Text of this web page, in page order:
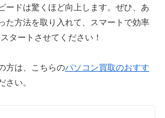
ードは驚くほど向上します。ぜひ、あ
た方法を取り入れて、スマートで効率
タートさせてください！
方は、こちらのパソコン買取のおすす
さい。